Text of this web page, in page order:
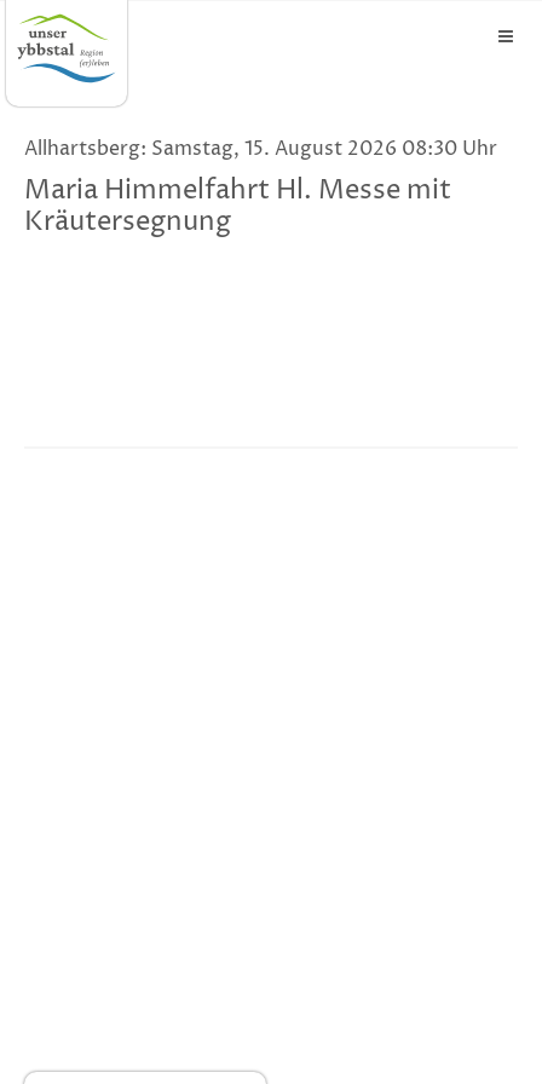
Allhartsberg: Samstag, 15. August 2026 08:30 Uhr
Maria Himmelfahrt Hl. Messe mit
Kräutersegnung